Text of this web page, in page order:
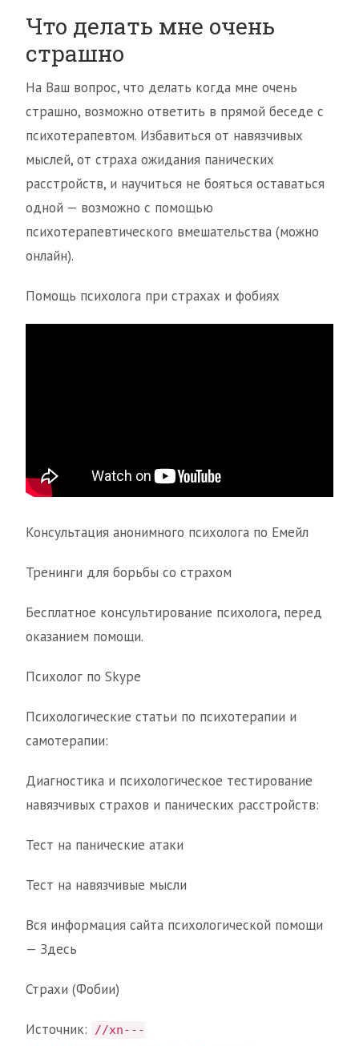
Что делать мне очень
страшно
На Ваш вопрос, что делать когда мне очень
страшно, возможно ответить в прямой беседе с
психотерапевтом. Избавиться от навязчивых
мыслей, от страха ожидания панических
расстройств, и научиться не бояться оставаться
одной — возможно с помощью
психотерапевтического вмешательства (можно
онлайн).
Помощь психолога при страхах и фобиях
Консультация анонимного психолога по Емейл
Тренинги для борьбы со страхом
Бесплатное консультирование психолога, перед
оказанием помощи.
Психолог по Skype
Психологические статьи по психотерапии и
самотерапии:
Диагностика и психологическое тестирование
навязчивых страхов и панических расстройств:
Тест на панические атаки
Тест на навязчивые мысли
Вся информация сайта психологической помощи
— Здесь
Страхи (Фобии)
Источник:
//xn---